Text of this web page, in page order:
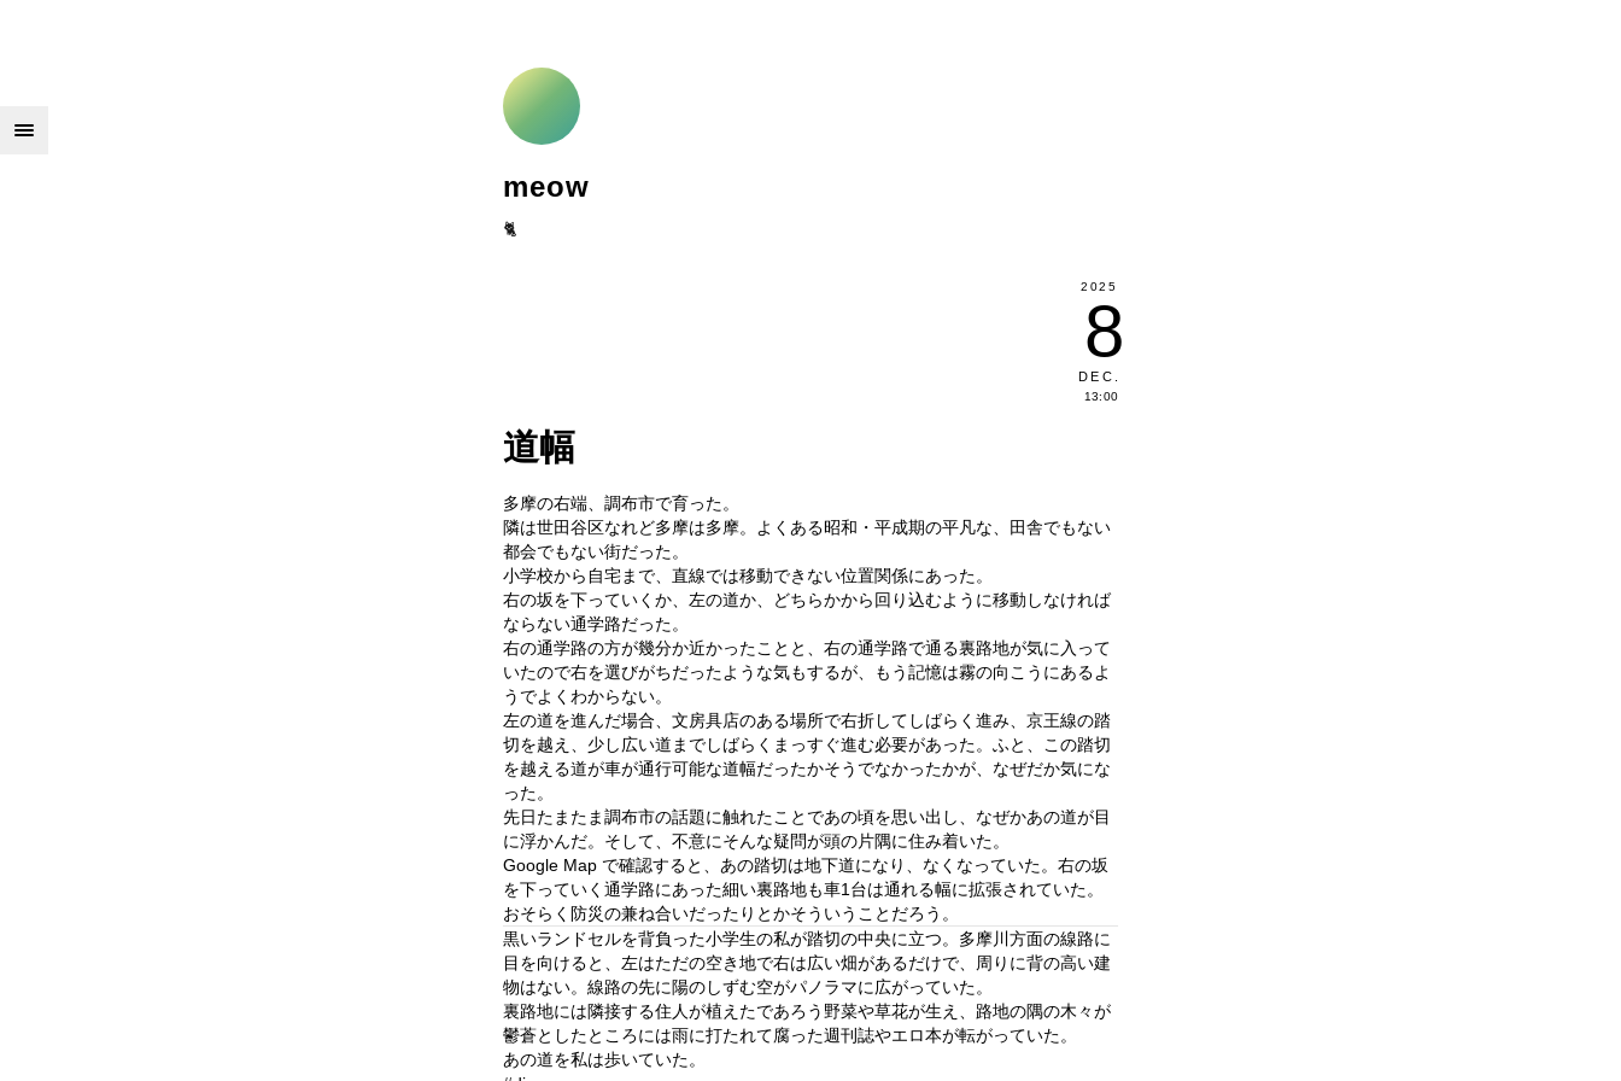
meow
🐈
2025
8
DEC
13:00
道幅
多摩の右端、調布市で育った。
隣は世田谷区なれど多摩は多摩。よくある昭和・平成期の平凡な、田舎でもない
都会でもない街だった。
小学校から自宅まで、直線では移動できない位置関係にあった。
右の坂を下っていくか、左の道か、どちらかから回り込むように移動しなければ
ならない通学路だった。
右の通学路の方が幾分か近かったことと、右の通学路で通る裏路地が気に入って
いたので右を選びがちだったような気もするが、もう記憶は霧の向こうにあるよ
うでよくわからない。
左の道を進んだ場合、文房具店のある場所で右折してしばらく進み、京王線の踏
切を越え、少し広い道までしばらくまっすぐ進む必要があった。ふと、この踏切
を越える道が車が通行可能な道幅だったかそうでなかったかが、なぜだか気にな
った。
先日たまたま調布市の話題に触れたことであの頃を思い出し、なぜかあの道が目
に浮かんだ。そして、不意にそんな疑問が頭の片隅に住み着いた。
Google Map で確認すると、あの踏切は地下道になり、なくなっていた。右の坂
を下っていく通学路にあった細い裏路地も車1台は通れる幅に拡張されていた。
おそらく防災の兼ね合いだったりとかそういうことだろう。
黒いランドセルを背負った小学生の私が踏切の中央に立つ。多摩川方面の線路に
目を向けると、左はただの空き地で右は広い畑があるだけで、周りに背の高い建
物はない。線路の先に陽のしずむ空がパノラマに広がっていた。
裏路地には隣接する住人が植えたであろう野菜や草花が生え、路地の隅の木々が
鬱蒼としたところには雨に打たれて腐った週刊誌やエロ本が転がっていた。
あの道を私は歩いていた。